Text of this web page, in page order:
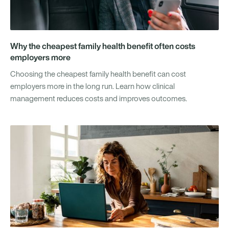
Why the cheapest family health benefit often costs
employers more
Choosing the cheapest family health benefit can cost
employers more in the long run. Learn how clinical
management reduces costs and improves outcomes.